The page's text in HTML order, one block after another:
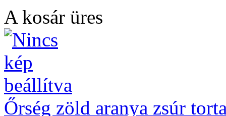
A kosár üres
Őrség zöld aranya zsúr